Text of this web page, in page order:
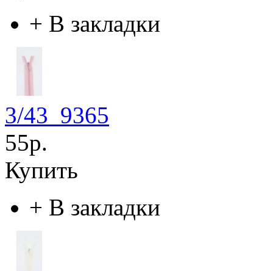
+ В закладки
3/43_9365
55р.
Купить
+ В закладки